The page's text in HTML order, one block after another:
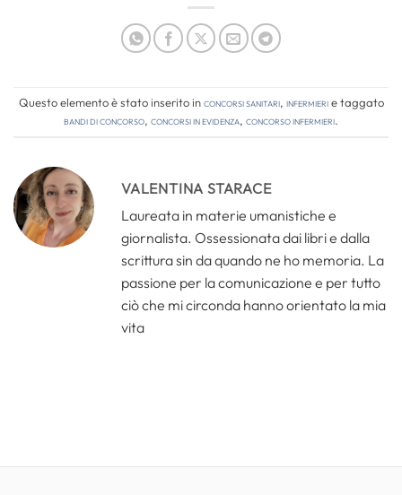
Questo elemento è stato inserito inConcorsi Sanitari, Infermierie taggato
bandi di concorso, concorsi in evidenza, concorso infermieri.
VALENTINA STARACE
Laureata in materie umanistiche e
giornalista. Ossessionata dai libri e dalla
scrittura sin da quando ne ho memoria. La
passione per la comunicazione e per tutto
ciò che mi circonda hanno orientato la mia
vita